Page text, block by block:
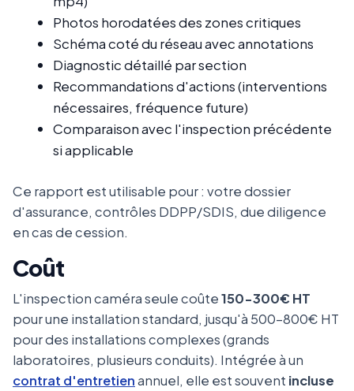
Photos horodatées des zones critiques
Schéma coté du réseau avec annotations
Diagnostic détaillé par section
Recommandations d'actions (interventions
nécessaires, fréquence future)
Comparaison avec l'inspection précédente
si applicable
Ce rapport est utilisable pour : votre dossier
d'assurance, contrôles DDPP/SDIS, due diligence
en cas de cession.
Coût
L'inspection caméra seule coûte150-300€ HT
pour une installation standard, jusqu'à 500-800€ HT
pour des installations complexes (grands
laboratoires, plusieurs conduits). Intégrée à un
contrat d'entretienannuel, elle est souvent incluse